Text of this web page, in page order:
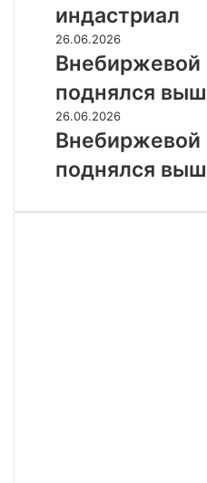
ГОСТ
для
объектов
лайт-
индастриал
Внебиржевой
курс
доллара
поднялся
выше
78
рублей
26.06.2026
Внебиржевой
поднялся
Внебиржевой
курс
доллара
поднялся
79
26.06.2026
Внебиржевой
поднялся